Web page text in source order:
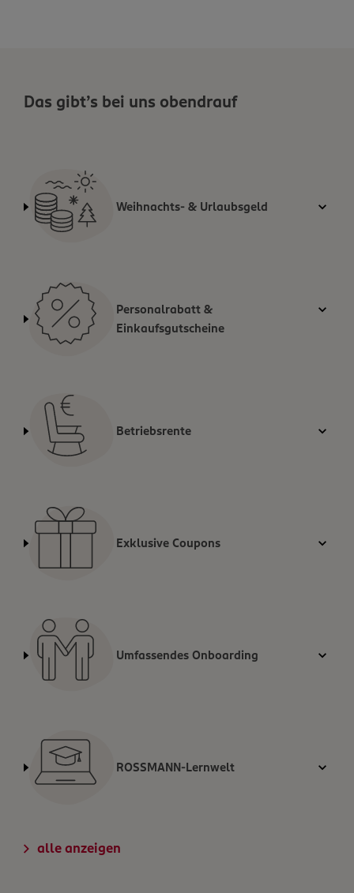
Das gibt’s bei uns obendrauf
Weihnachts- & Urlaubsgeld
Personalrabatt &
Einkaufsgutscheine
Betriebsrente
Exklusive Coupons
Umfassendes Onboarding
ROSSMANN-Lernwelt
alle anzeigen